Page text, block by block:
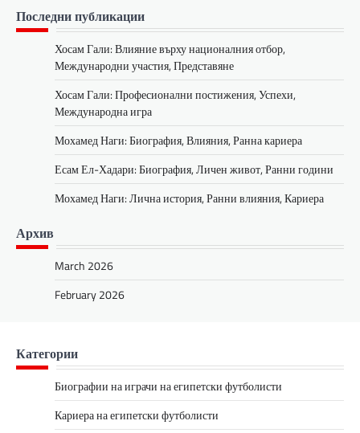
Последни публикации
Хосам Гали: Влияние върху националния отбор,
Международни участия, Представяне
Хосам Гали: Професионални постижения, Успехи,
Международна игра
Мохамед Наги: Биография, Влияния, Ранна кариера
Есам Ел-Хадари: Биография, Личен живот, Ранни години
Мохамед Наги: Лична история, Ранни влияния, Кариера
Архив
March 2026
February 2026
Категории
Биографии на играчи на египетски футболисти
Кариера на египетски футболисти